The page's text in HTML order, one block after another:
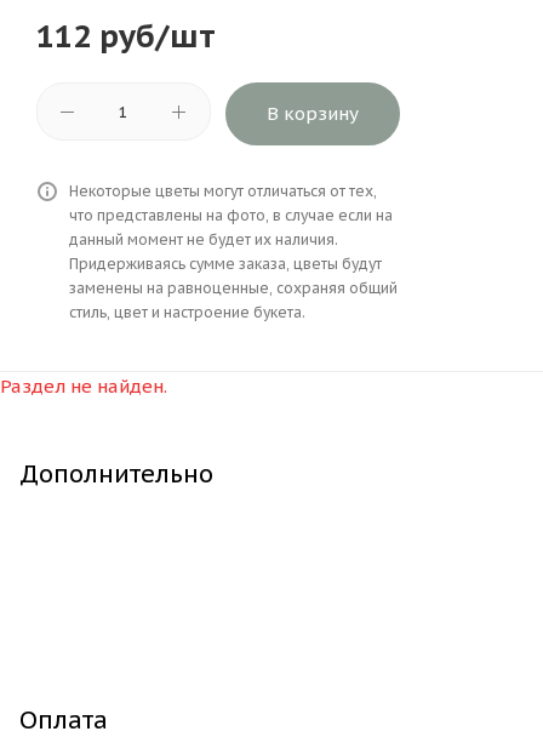
112 руб/шт
В корзину
Некоторые цветы могут отличаться от тех,
что представлены на фото, в случае если на
данный момент не будет их наличия.
Придерживаясь сумме заказа, цветы будут
заменены на равноценные, сохраняя общий
стиль, цвет и настроение букета.
Раздел не найден.
Дополнительно
Оплата